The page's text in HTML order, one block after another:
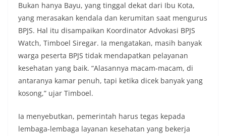
Bukan hanya Bayu, yang tinggal dekat dari Ibu Kota,
yang merasakan kendala dan kerumitan saat mengurus
BPJS. Hal itu disampaikan Koordinator Advokasi BPJS
Watch, Timboel Siregar. Ia mengatakan, masih banyak
warga peserta BPJS tidak mendapatkan pelayanan
kesehatan yang baik. “Alasannya macam-macam, di
antaranya kamar penuh, tapi ketika dicek banyak yang
kosong,” ujar Timboel.
Ia menyebutkan, pemerintah harus tegas kepada
lembaga-lembaga layanan kesehatan yang bekerja